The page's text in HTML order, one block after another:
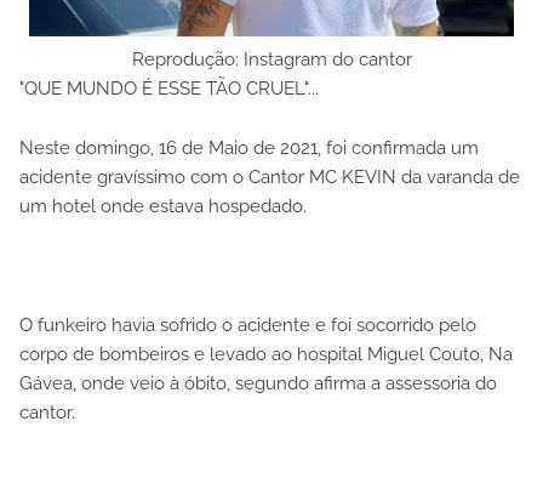
Reprodução: Instagram do cantor
"QUE MUNDO É ESSE TÃO CRUEL"...
Neste domingo, 16 de Maio de 2021, foi confirmada um
acidente gravíssimo com o Cantor MC KEVIN da varanda de
um hotel onde estava hospedado.
O funkeiro havia sofrido o acidente e foi socorrido pelo
corpo de bombeiros e levado ao hospital Miguel Couto, Na
Gávea, onde veio à óbito, segundo afirma a assessoria do
cantor.